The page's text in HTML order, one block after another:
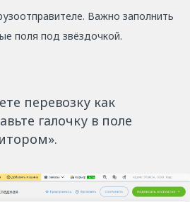
Важно заполнить
поля под звёздочкой.
перевозку как
галочку в поле